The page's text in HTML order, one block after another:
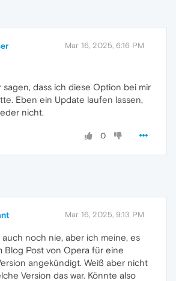
Mar 16, 2025, 6:16 PM
sagen, dass ich diese Option bei mir
Eben ein Update laufen lassen,
nicht.
0
Mar 16, 2025, 9:13 PM
noch nie, aber ich meine, es
Blog Post von Opera für eine
angekündigt. Weiß aber nicht
Version das war. Könnte also